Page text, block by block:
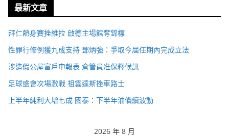
最新文章
拜仁熱身賽挫維拉 啟德主場館奪錦標
性罪行修例獲九成支持 鄧炳強：爭取今屆任期內完成立法
涉造假公屋富戶申報表 倉管員准保釋候訊
足球盛會次場激戰 祖雲達斯挫車路士
上半年純利大增七成 國泰：下半年油價續波動
2026 年 8 月